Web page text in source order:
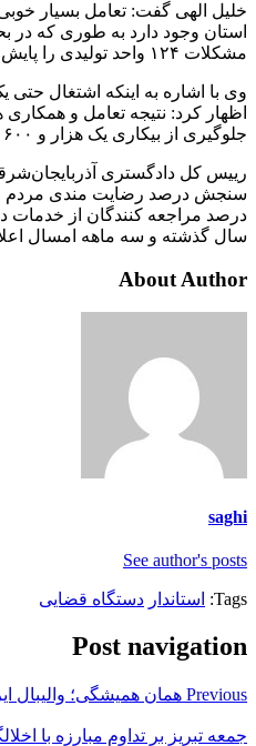
خلیل الهی گفت: تعامل بسیار
استان وجود دارد به طوری که در
مشکلات ۱۲۴ واحد تولیدی را پایش قرار داده و رفع کنیم.
وی با اشاره به اینکه اشتغال
اظهار کرد: نتیجه تعامل و
جلوگیری از بیکاری یک هزار و ۶۰۰ نفر بود.
رییس کل دادگستری
درصد مراجعه کنندگان از خدمات
سال گذشته و سه ماهه امسال
About Author
saghi
See author's posts
Tags: استاندار دستگاه قضایی
Post navigation
Previous همان همیشگی؛ والیبال
جمعه تبریز بر تداوم مبارزه با